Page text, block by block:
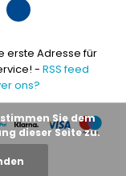
erste Adresse für
- RSS feed
ons?
Sie dem
dieser Seite zu.